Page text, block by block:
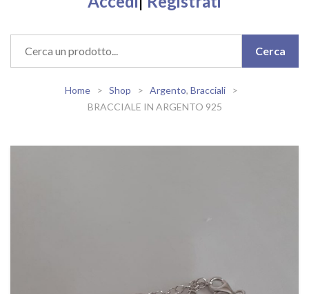
Home Shop Argento, Bracciali
BRACCIALE IN ARGENTO 925